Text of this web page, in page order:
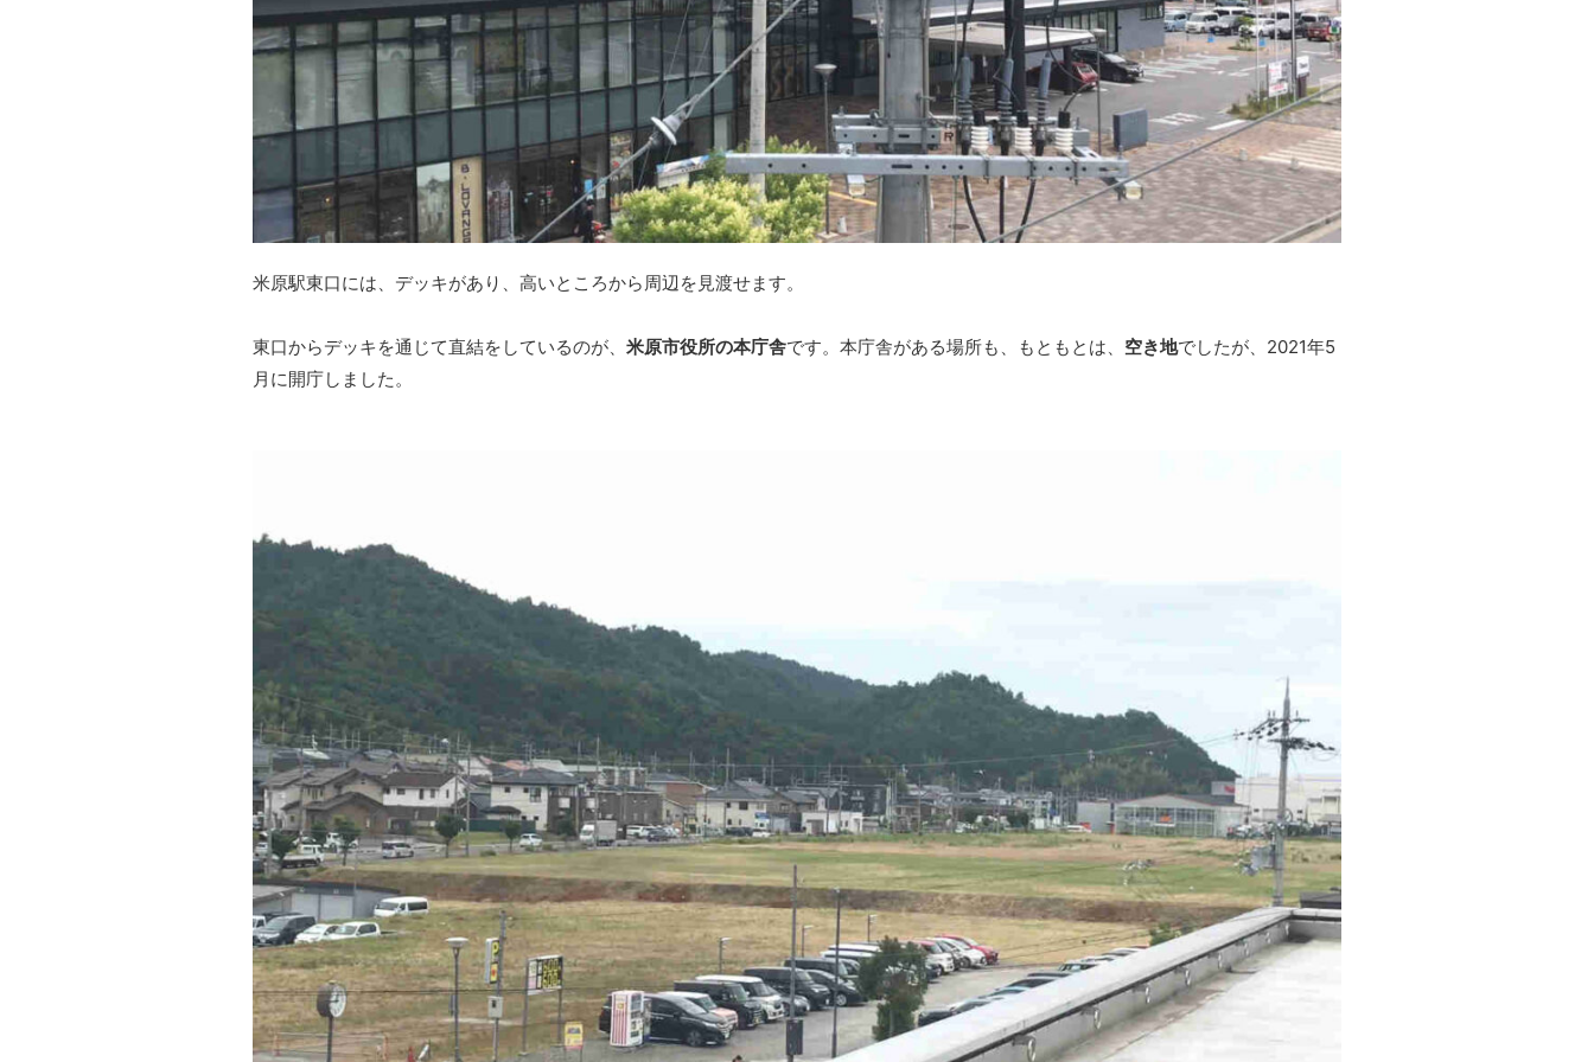
米原駅東口には、デッキがあり、高いところから周辺を見渡せます。
東口からデッキを通じて直結をしているのが、 米原市役所の本庁舎です。本庁舎がある場所も、もともとは、 空き地でしたが、2021年5
月に開庁しました。